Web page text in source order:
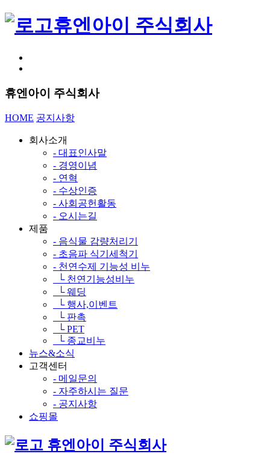
휴엔아이 주식회사
휴엔아이 주식회사
HOME 공지사항
회사소개
- 대표인사말
- 경영이념
- 연혁
- 수상인증
- 사회공헌활동
- 오시는길
제품
- 음식물 감량처리기
- 초음파 식기세척기
- 천연수제 기능성 비누
└ 천연기능성비누
└ 웨딩
└ 행사,이벤트
└ 판촉
└ PET
└ 종교비누
뉴스&소식
고객센터
- 메일문의
- 자주하시는 질문
- 공지사항
쇼핑몰
휴엔아이 주식회사